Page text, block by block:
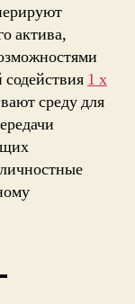
актива,
1 х
среду для